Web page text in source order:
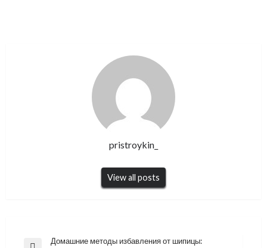
pristroykin_
View all posts
Навигация
Домашние методы избавления от шипицы: